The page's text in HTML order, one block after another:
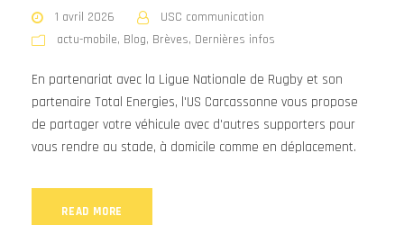
1 avril 2026
USC communication
actu-mobile, Blog, Brèves, Dernières infos
En partenariat avec la Ligue Nationale de Rugby et son
partenaire Total Energies, l'US Carcassonne vous propose
de partager votre véhicule avec d'autres supporters pour
vous rendre au stade, à domicile comme en déplacement.
READ MORE